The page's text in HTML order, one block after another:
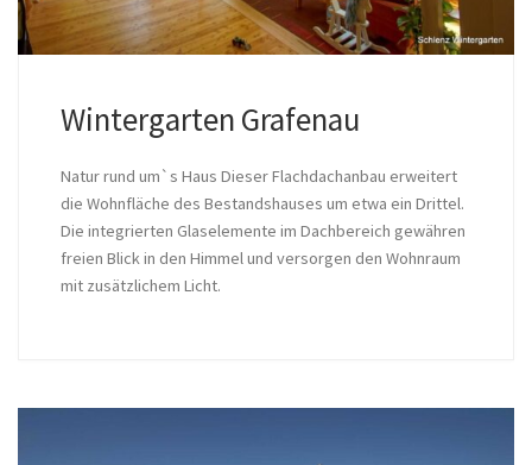
Wintergarten Grafenau
Natur rund um`s Haus Dieser Flachdachanbau erweitert
die Wohnfläche des Bestandshauses um etwa ein Drittel.
Die integrierten Glaselemente im Dachbereich gewähren
freien Blick in den Himmel und versorgen den Wohnraum
mit zusätzlichem Licht.